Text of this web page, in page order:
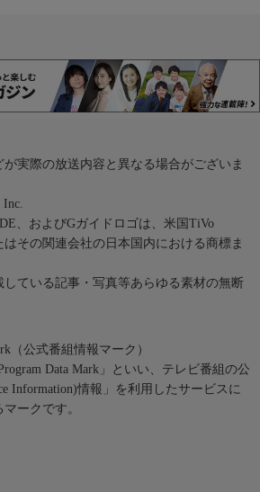
実際の放送内容と異なる場合がございま
Inc.
、およびGガイドロゴは、米国TiVo
はその関連会社の日本国内における商標ま
している記事・写真等あらゆる素材の無断
（公式番組情報マーク）
Data Mark」といい、テレビ番組の公
Information)情報」を利用したサービスに
ークです。